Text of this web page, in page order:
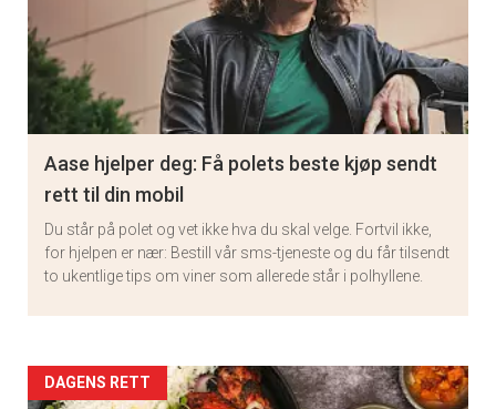
Aase hjelper deg: Få polets beste kjøp sendt
rett til din mobil
Du står på polet og vet ikke hva du skal velge. Fortvil ikke,
for hjelpen er nær: Bestill vår sms-tjeneste og du får tilsendt
to ukentlige tips om viner som allerede står i polhyllene.
Artikler
DAGENS RETT